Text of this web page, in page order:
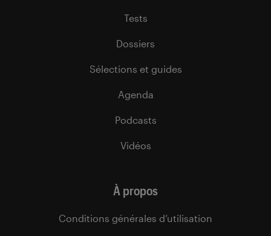
Tests
Dossiers
Sélections et guides
Agenda
Podcasts
Vidéos
À propos
Conditions générales d’utilisation